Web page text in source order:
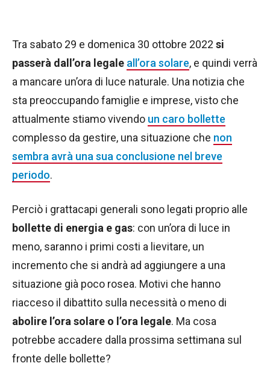
Tra sabato 29 e domenica 30 ottobre 2022 si
passerà dall’ora legale all’ora solare, e quindi verrà
a mancare un’ora di luce naturale. Una notizia che
sta preoccupando famiglie e imprese, visto che
attualmente stiamo vivendo un caro bollette
complesso da gestire, una situazione che non
sembra avrà una sua conclusione nel breve
periodo.
Perciò i grattacapi generali sono legati proprio alle
bollette di energia e gas: con un’ora di luce in
meno, saranno i primi costi a lievitare, un
incremento che si andrà ad aggiungere a una
situazione già poco rosea. Motivi che hanno
riacceso il dibattito sulla necessità o meno di
abolire l’ora solare o l’ora legale. Ma cosa
potrebbe accadere dalla prossima settimana sul
fronte delle bollette?